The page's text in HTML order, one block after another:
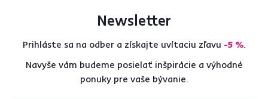
Newsletter
Prihláste sa na odber a získajte uvítaciu zľavu -5 %.
Navyše vám budeme posielať inšpirácie a výhodné
ponuky pre vaše bývanie.